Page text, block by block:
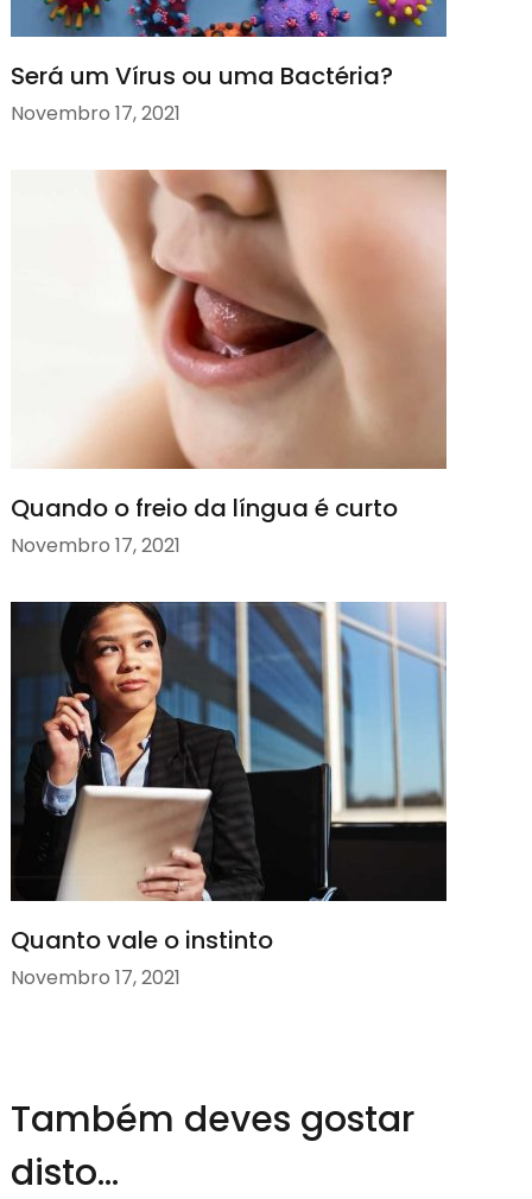
Será um Vírus ou uma Bactéria?
Novembro 17, 2021
Quando o freio da língua é curto
Novembro 17, 2021
Quanto vale o instinto
Novembro 17, 2021
Também deves gostar
disto...